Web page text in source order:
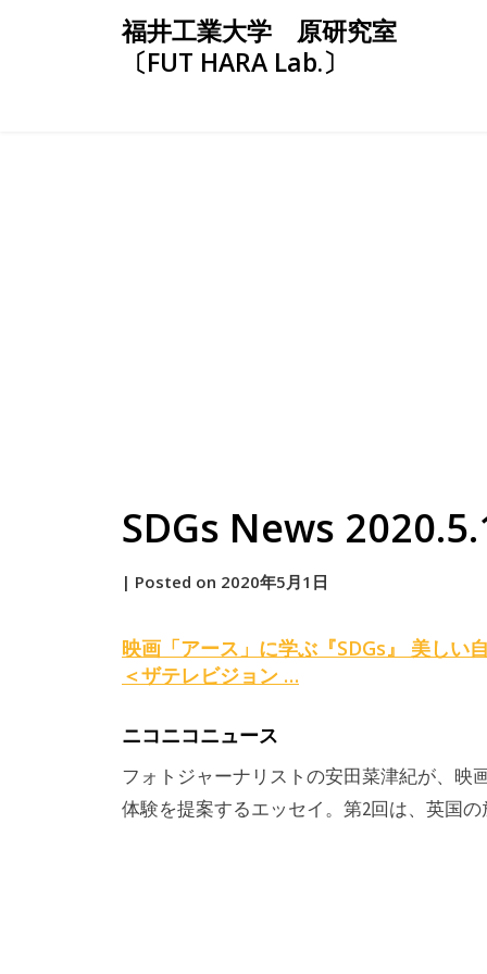
福井工業大学 原研究室
〔FUT HARA Lab.〕
SDGs News
by
| Posted on 2020年5月1日
映画「アース」に学ぶ『SDGs 』 美しい
＜ザテレビジョン …
ニコニコニュース
フォトジャーナリストの安田菜津紀が、映
体験を提案するエッセイ。第2回は、英国